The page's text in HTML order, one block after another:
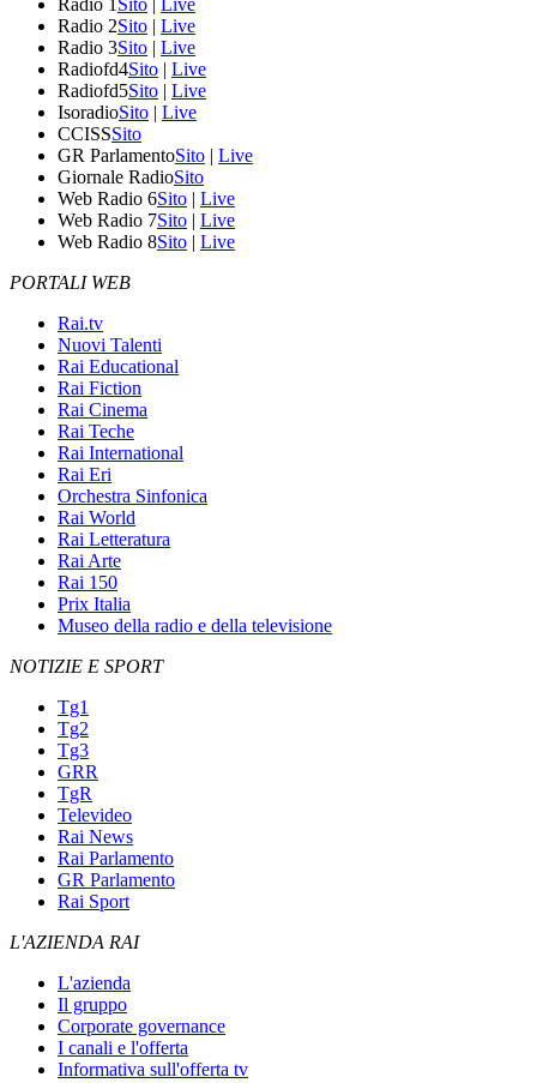
Radio 1 Sito | Live
Radio 2Sito | Live
Radio 3Sito | Live
Radiofd4Sito | Live
Radiofd5Sito | Live
IsoradioSito | Live
CCISSSito
GR ParlamentoSito | Live
Giornale RadioSito
Web Radio 6Sito | Live
Web Radio 7Sito | Live
Web Radio 8Sito | Live
PORTALI WEB
Rai.tv
Nuovi Talenti
Rai Educational
Rai Fiction
Rai Cinema
Rai Teche
Rai International
Rai Eri
Orchestra Sinfonica
Rai World
Rai Letteratura
Rai Arte
Rai 150
Prix Italia
Museo della radio e della televisione
NOTIZIE E SPORT
Tg1
Tg2
Tg3
GRR
TgR
Televideo
Rai News
Rai Parlamento
GR Parlamento
Rai Sport
L'AZIENDA RAI
L'azienda
Il gruppo
Corporate governance
I canali e l'offerta
Informativa sull'offerta tv